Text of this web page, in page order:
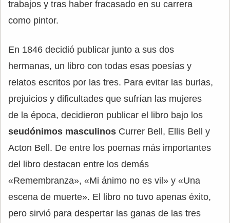
trabajos y tras haber fracasado en su carrera
como pintor.
En 1846 decidió publicar junto a sus dos
hermanas, un libro con todas esas poesías y
relatos escritos por las tres. Para evitar las burlas,
prejuicios y dificultades que sufrían las mujeres
de la época, decidieron publicar el libro bajo los
seudónimos masculinos Currer Bell, Ellis Bell y
Acton Bell. De entre los poemas más importantes
del libro destacan entre los demás
«Remembranza», «Mi ánimo no es vil» y «Una
escena de muerte». El libro no tuvo apenas éxito,
pero sirvió para despertar las ganas de las tres